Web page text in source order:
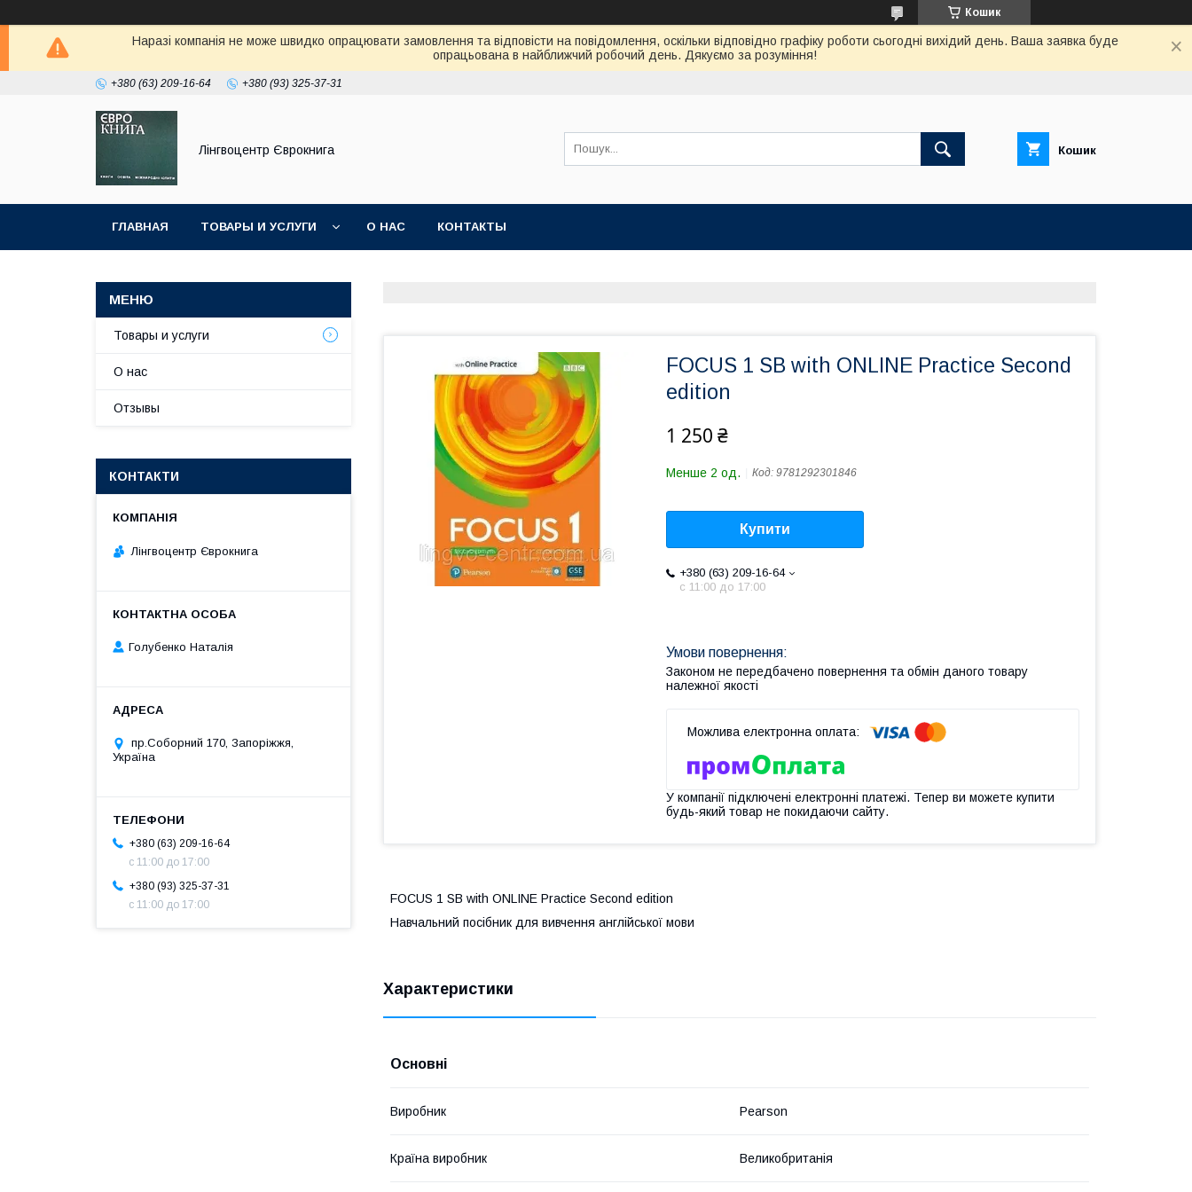
Кошик
Наразі компанія не може швидко опрацювати замовлення та відповісти на повідомлення, оскільки відповідно графіку роботи сьогодні вихідий день. Ваша заявка буде
опрацьована в найближчий робочий день. Дякуємо за розуміння!
+380 (63) 209-16-64 +380 (93) 325-37-31
Лінгвоцентр Єврокнига Кошик
ГЛАВНАЯ ТОВАРЫ И УСЛУГИ О НАС КОНТАКТЫ
FOCUS 1 SB with ONLINE Practice Second
edition
1 250 ₴
Менше 2 од. Код: 9781292301846
Купити
+380 (63) 209-16-64
с 11:00 до 17:00
Законом не передбачено повернення та обмін даного товару
належної якості
У компанії підключені електронні платежі. Тепер ви можете купити
будь-який товар не покидаючи сайту.
FOCUS 1 SB with ONLINE Practice Second edition
Навчальний посібник для вивчення англійської мови
Характеристики
Основні
Виробник Pearson
Країна виробник Великобританія
Товары и услуги
О нас
Отзывы
КОНТАКТИ
Лінгвоцентр Єврокнига
Голубенко Наталія
пр.Соборний 170, Запоріжжя,
Україна
+380 (63) 209-16-64
с 11:00 до 17:00
+380 (93) 325-37-31
с 11:00 до 17:00